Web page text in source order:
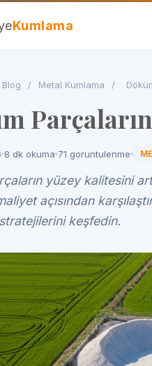
Kumlama
Blog / Metal Kumlama /
8 dk okuma 71 goruntulenme
yüzey kalitesini
açısından
keşfedin.